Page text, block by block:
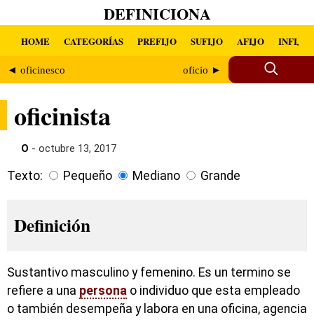
DEFINICIONA
HOME CATEGORÍAS PREFIJO SUFIJO AFIJO INFIJO
◄ oficinesco oficio ►
oficinista
O - octubre 13, 2017
Texto: Pequeño Mediano Grande
Definición
Sustantivo masculino y femenino. Es un termino se
refiere a una persona o individuo que esta empleado
o también desempeña y labora en una oficina, agencia